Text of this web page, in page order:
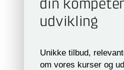
din
udvikling
Unikke tilbud,
om vores kurser og